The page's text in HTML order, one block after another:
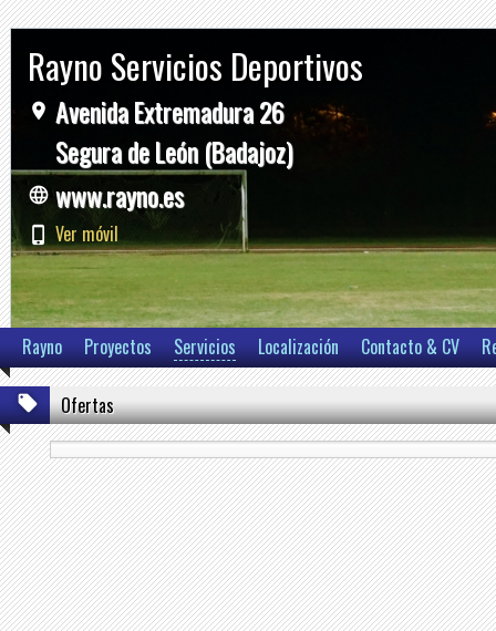
Rayno Servicios Deportivos
Avenida Extremadura 26
Segura de León (Badajoz)
www.rayno.es
Ver móvil
Rayno Proyectos Servicios Localización Contacto & CV
Ofertas